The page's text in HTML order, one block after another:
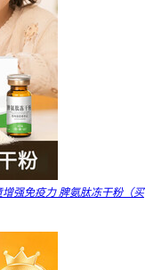
强免疫力 脾氨肽冻干粉（买